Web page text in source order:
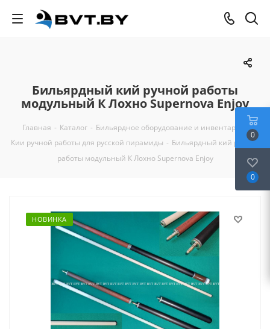
Бильярдный кий ручной работы
модульный К Лохно Supernova Enjoy
Главная - Каталог - Бильярдное оборудование и инвентарь
Кии ручной работы для русской пирамиды - Бильярдный кий ручной
работы модульный К Лохно Supernova Enjoy
НОВИНКА
0
0